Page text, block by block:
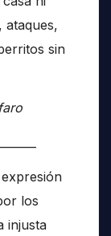
ataques,
sin
los
injusta